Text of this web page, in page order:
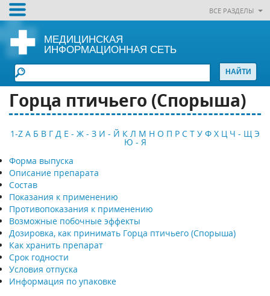
ВСЕ РАЗДЕЛЫ
МЕДИЦИНСКАЯ
ИНФОРМАЦИОННАЯ СЕТЬ
Горца птичьего (Спорыша)
1-Z А Б В Г Д Е - Ж - З И - Й К Л М Н О П Р С Т У Ф Х Ц Ч - Щ Э
Ю - Я
Форма выпуска
Описание препарата
Состав
Показания к применению
Противопоказания к применению
Возможные побочные эффекты
Дозировка, как принимать Горца птичьего (Спорыша)
Как хранить препарат
Срок годности
Условия отпуска
Информация по упаковке